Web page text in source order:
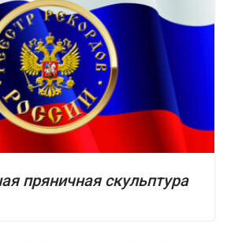
пряничная скульптура